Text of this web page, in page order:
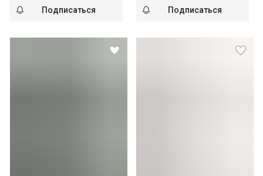
Подписаться
Подписаться